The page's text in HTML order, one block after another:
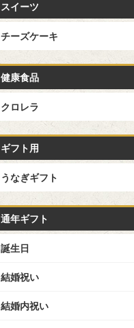
スイーツ
チーズケーキ
健康食品
クロレラ
ギフト用
うなぎギフト
通年ギフト
誕生日
結婚祝い
結婚内祝い